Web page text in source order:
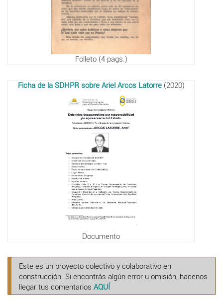
Folleto (4 pags.)
Ficha de la SDHPR sobre Ariel Arcos Latorre(2020)
Documento
Este es un proyecto colectivo y colaborativo en
construcción. Si encontrás algún error u omisión, hacenos
llegar tus comentarios AQUÍ